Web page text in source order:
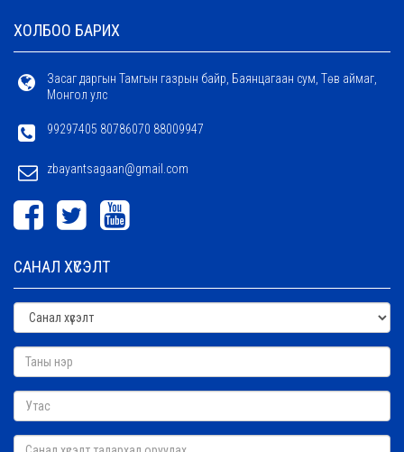
ХОЛБОО БАРИХ
Засаг даргын Тамгын газрын байр, Баянцагаан сум, Төв аймаг,
Монгол улс
99297405 80786070 88009947
zbayantsagaan@gmail.com
САНАЛ ХҮСЭЛТ